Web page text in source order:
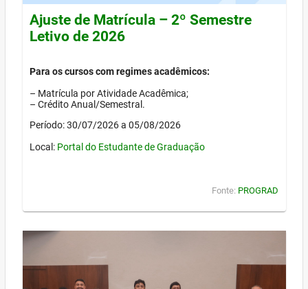
Ajuste de Matrícula – 2º Semestre
Letivo de 2026
Para os cursos com regimes acadêmicos:
– Matrícula por Atividade Acadêmica;
– Crédito Anual/Semestral.
Período: 30/07/2026 a 05/08/2026
Local: Portal do Estudante de Graduação
Fonte: PROGRAD